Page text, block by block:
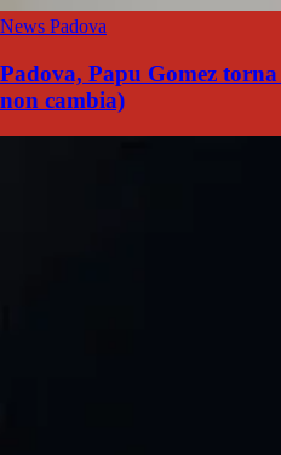
News Padova
Padova, Papu Gomez
non cambia)